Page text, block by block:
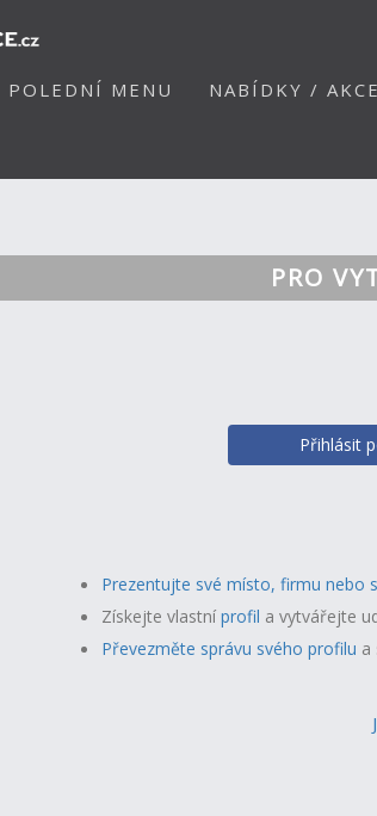
POLEDNÍ MENU NABÍDKY / AKCE
PRO
Přihlásit
Prezentujte své místo, firmu nebo
Získejte vlastní profil a vytvářejte
Převezměte správu svého profilu a